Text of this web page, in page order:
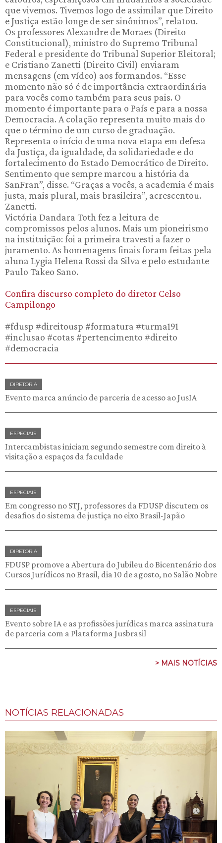
que vivemos. Tivemos logo de assimilar que Direito
e Justiça estão longe de ser sinônimos”, relatou.
Os professores Alexandre de Moraes (Direito
Constitucional), ministro do Supremo Tribunal
Federal e presidente do Tribunal Superior Eleitoral;
e Cristiano Zanetti (Direito Civil) enviaram
mensagens (em vídeo) aos formandos. “Esse
momento não só é de importância extraordinária
para vocês como também para seus pais. O
momento é importante para o País e para a nossa
Democracia. A colação representa muito mais do
que o término de um curso de graduação.
Representa o início de uma nova etapa em defesa
da Justiça, da igualdade, da solidariedade e do
fortalecimento do Estado Democrático de Direito.
Sentimento que sempre marcou a história da
SanFran”, disse. “Graças a vocês, a academia é mais
justa, mais plural, mais brasileira”, acrescentou.
Zanetti.
Victória Dandara Toth fez a leitura de
compromissos pelos alunos. Mais um pioneirismo
na instituição: foi a primeira travesti a fazer o
juramento. As homenagens finais foram feitas pela
aluna Lygia Helena Rossi da Silva e pelo estudante
Paulo Takeo Sano.
Confira discurso completo do diretor Celso
Campilongo
#fdusp #direitousp #formatura #turma191
#inclusao #cotas #pertencimento #direito
#democracia
DIRETORIA
Evento marca anúncio de parceria de acesso ao JusIA
ESPECIAIS
Intercambistas iniciam segundo semestre com direito à
visitação a espaços da faculdade
ESPECIAIS
Em congresso no STJ, professores da FDUSP discutem os
desafios do sistema de justiça no eixo Brasil-Japão
DIRETORIA
FDUSP promove a Abertura do Jubileu do Bicentenário dos
Cursos Jurídicos no Brasil, dia 10 de agosto, no Salão Nobre
ESPECIAIS
Evento sobre IA e as profissões jurídicas marca assinatura
de parceria com a Plataforma Jusbrasil
> MAIS NOTÍCIAS
NOTÍCIAS RELACIONADAS